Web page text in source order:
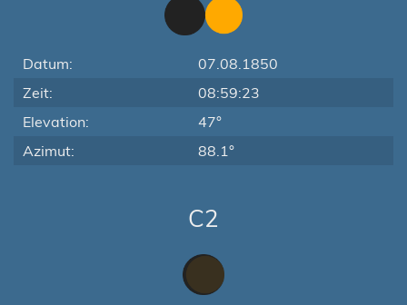
Datum:
07.08.1850
Zeit:
08:59:23
Elevation:
47°
Azimut:
88.1°
C2